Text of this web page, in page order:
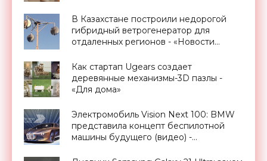
В Казахстане построили недорогой
гибридный ветрогенератор для
отдаленных регионов - «Новости
Как стартап Ugears создает
деревянные механизмы-3D пазлы -
«Для дома»
Электромобиль Vision Next 100: BMW
представила концепт беспилотной
машины будущего (видео) -